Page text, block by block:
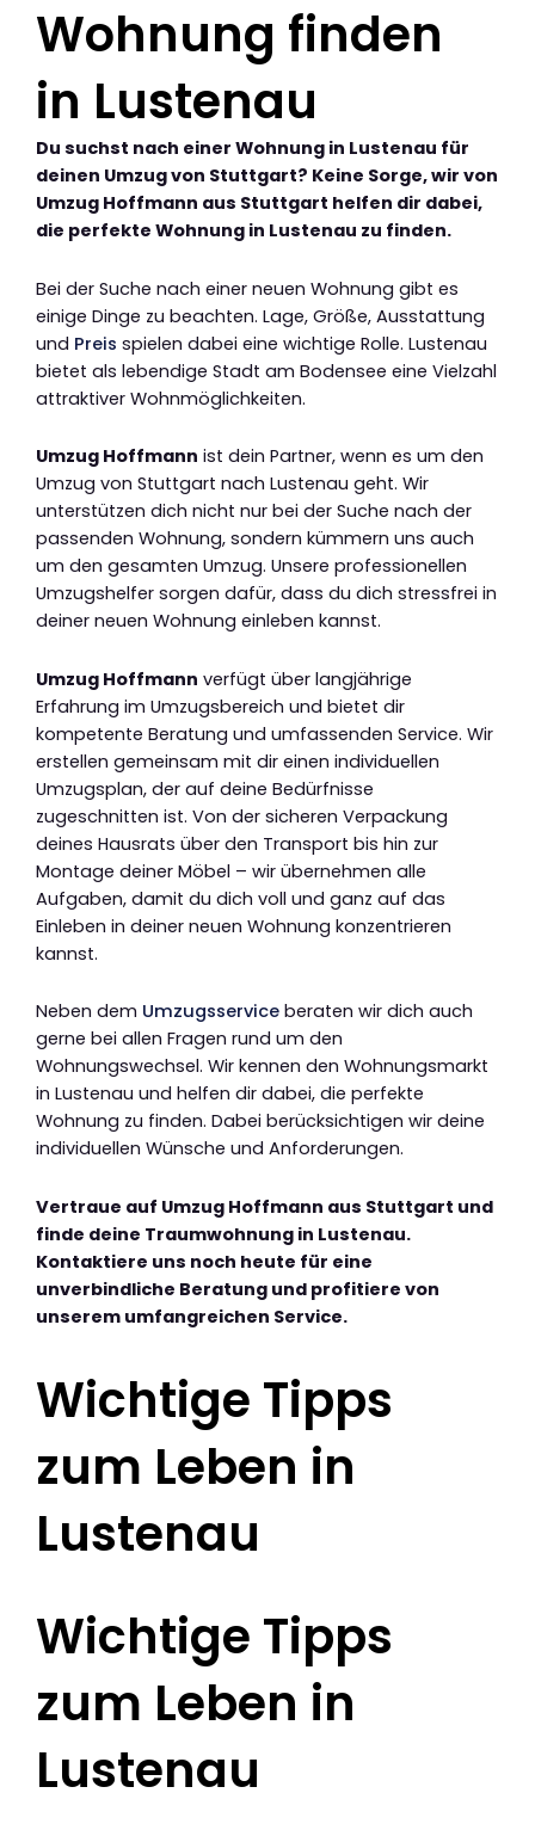
Wohnung finden
in Lustenau
Du suchst nach einer Wohnung in Lustenau für
deinen Umzug von Stuttgart? Keine Sorge, wir von
Umzug Hoffmann aus Stuttgart helfen dir dabei,
die perfekte Wohnung in Lustenau zu finden.
Bei der Suche nach einer neuen Wohnung gibt es
einige Dinge zu beachten. Lage, Größe, Ausstattung
und Preis spielen dabei eine wichtige Rolle. Lustenau
bietet als lebendige Stadt am Bodensee eine Vielzahl
attraktiver Wohnmöglichkeiten.
Umzug Hoffmann ist dein Partner, wenn es um den
Umzug von Stuttgart nach Lustenau geht. Wir
unterstützen dich nicht nur bei der Suche nach der
passenden Wohnung, sondern kümmern uns auch
um den gesamten Umzug. Unsere professionellen
Umzugshelfer sorgen dafür, dass du dich stressfrei in
deiner neuen Wohnung einleben kannst.
Umzug Hoffmann verfügt über langjährige
Erfahrung im Umzugsbereich und bietet dir
kompetente Beratung und umfassenden Service. Wir
erstellen gemeinsam mit dir einen individuellen
Umzugsplan, der auf deine Bedürfnisse
zugeschnitten ist. Von der sicheren Verpackung
deines Hausrats über den Transport bis hin zur
Montage deiner Möbel – wir übernehmen alle
Aufgaben, damit du dich voll und ganz auf das
Einleben in deiner neuen Wohnung konzentrieren
kannst.
Neben dem Umzugsservice beraten wir dich auch
gerne bei allen Fragen rund um den
Wohnungswechsel. Wir kennen den Wohnungsmarkt
in Lustenau und helfen dir dabei, die perfekte
Wohnung zu finden. Dabei berücksichtigen wir deine
individuellen Wünsche und Anforderungen.
Vertraue auf Umzug Hoffmann aus Stuttgart und
finde deine Traumwohnung in Lustenau.
Kontaktiere uns noch heute für eine
unverbindliche Beratung und profitiere von
unserem umfangreichen Service.
Wichtige Tipps
zum Leben in
Lustenau
Wichtige Tipps
zum Leben in
Lustenau